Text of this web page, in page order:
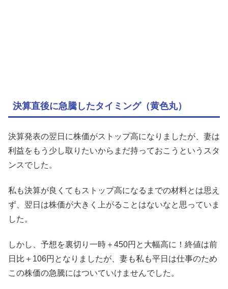
決算直後に急騰したタイミング（黄色丸）
決算発表の翌日に株価がストップ高になりましたが、妻は
利益をもう少し取りたいからまだ持っておこうというスタ
ンスでした。
私も決算が良くてもストップ高になるまでの材料とは思え
ず、翌日は株価が大きく上がることはないなと思っていま
した。
しかし、予想を裏切り一時＋450円と大幅高に！終値は前
日比＋106円となりましたが、妻も私も平日は仕事のため
この株価の急騰にはついていけませんでした。